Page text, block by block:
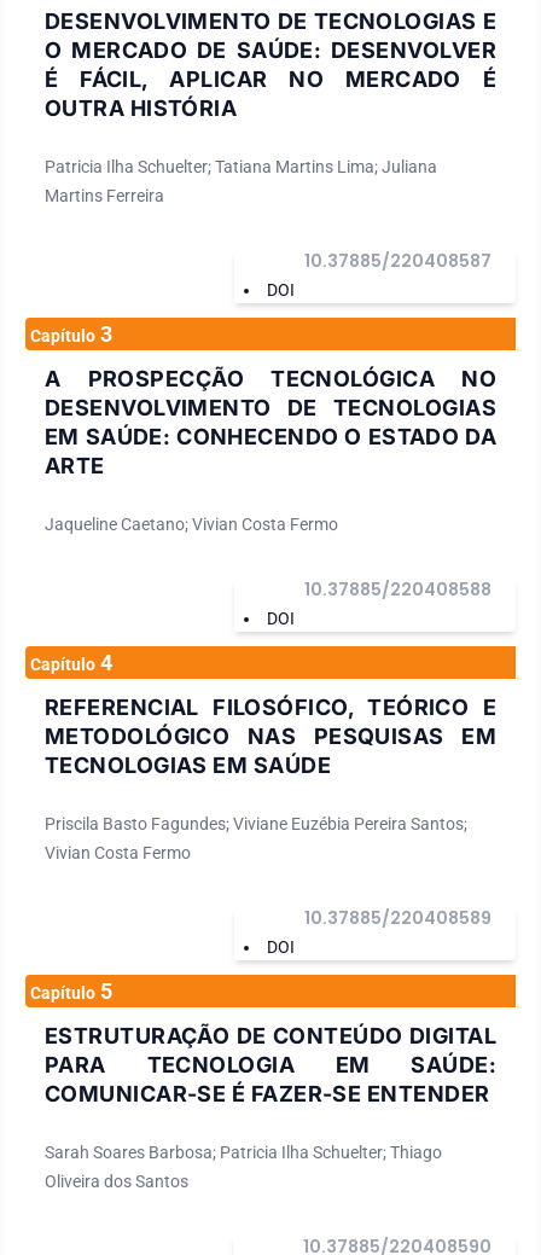
DESENVOLVIMENTO DE TECNOLOGIAS E
O MERCADO DE SAÚDE: DESENVOLVER
É FÁCIL, APLICAR NO MERCADO É
OUTRA HISTÓRIA
Patricia Ilha Schuelter; Tatiana Martins Lima; Juliana
Martins Ferreira
DOI
10.37885/220408587
Capítulo 3
A PROSPECÇÃO TECNOLÓGICA NO
DESENVOLVIMENTO DE TECNOLOGIAS
EM SAÚDE: CONHECENDO O ESTADO DA
ARTE
Jaqueline Caetano; Vivian Costa Fermo
DOI
10.37885/220408588
Capítulo 4
REFERENCIAL FILOSÓFICO, TEÓRICO E
METODOLÓGICO NAS PESQUISAS EM
TECNOLOGIAS EM SAÚDE
Priscila Basto Fagundes; Viviane Euzébia Pereira Santos;
Vivian Costa Fermo
DOI
10.37885/220408589
Capítulo 5
ESTRUTURAÇÃO DE CONTEÚDO DIGITAL
PARA TECNOLOGIA EM SAÚDE:
COMUNICAR-SE É FAZER-SE ENTENDER
Sarah Soares Barbosa; Patricia Ilha Schuelter; Thiago
Oliveira dos Santos
10.37885/220408590